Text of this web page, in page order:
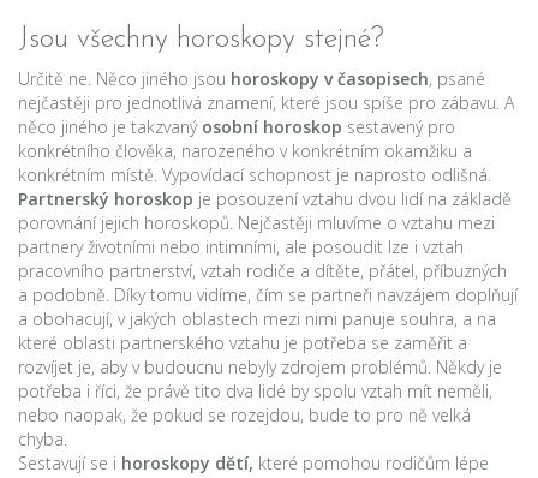
Jsou všechny horoskopy stejné?
Určitě ne. Něco jiného jsou horoskopy v časopisech, psané
nejčastěji pro jednotlivá znamení, které jsou spíše pro zábavu. A
něco jiného je takzvaný osobní horoskop sestavený pro
konkrétního člověka, narozeného v konkrétním okamžiku a
konkrétním místě. Vypovídací schopnost je naprosto odlišná.
Partnerský horoskop je posouzení vztahu dvou lidí na základě
porovnání jejich horoskopů. Nejčastěji mluvíme o vztahu mezi
partnery životními nebo intimními, ale posoudit lze i vztah
pracovního partnerství, vztah rodiče a dítěte, přátel, příbuzných
a podobně. Díky tomu vidíme, čím se partneři navzájem doplňují
a obohacují, v jakých oblastech mezi nimi panuje souhra, a na
které oblasti partnerského vztahu je potřeba se zaměřit a
rozvíjet je, aby v budoucnu nebyly zdrojem problémů. Někdy je
potřeba i říci, že právě tito dva lidé by spolu vztah mít neměli,
nebo naopak, že pokud se rozejdou, bude to pro ně velká
chyba.
Sestavují se i horoskopy dětí, které pomohou rodičům lépe